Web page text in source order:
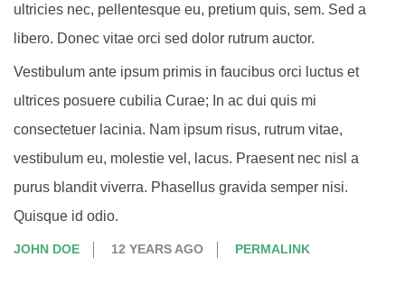
ultricies nec, pellentesque eu, pretium quis, sem. Sed a
libero. Donec vitae orci sed dolor rutrum auctor.
Vestibulum ante ipsum primis in faucibus orci luctus et
ultrices posuere cubilia Curae; In ac dui quis mi
consectetuer lacinia. Nam ipsum risus, rutrum vitae,
vestibulum eu, molestie vel, lacus. Praesent nec nisl a
purus blandit viverra. Phasellus gravida semper nisi.
Quisque id odio.
JOHN DOE 12 YEARS AGO PERMALINK